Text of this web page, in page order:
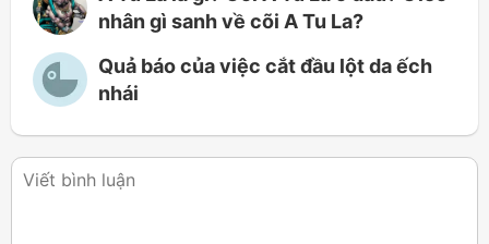
nhân gì sanh về cõi A Tu La?
Quả báo của việc cắt đầu lột da ếch
nhái